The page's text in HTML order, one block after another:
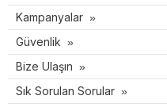
Kampanyalar
Güvenlik
Bize Ulaşın
Sık Sorulan Sorular